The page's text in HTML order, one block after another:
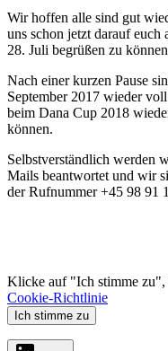
Wir hoffen alle sind gut
uns schon jetzt darauf
28. Juli begrüßen zu
Nach einer kurzen Pause
September 2017 wieder
beim Dana Cup 2018
können.
Selbstverständlich werden
Mails beantwortet und wir
der Rufnummer +45 98 91
Klicke auf "Ich stimme
Cookie-Richtlinie
Ich stimme zu